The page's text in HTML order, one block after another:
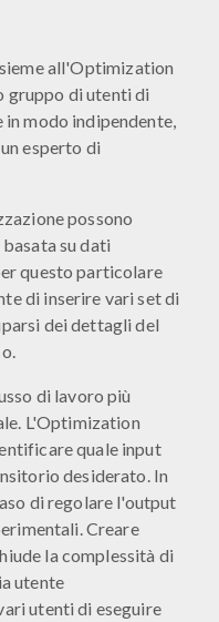
all'Optimization
gruppo di utenti di
modo indipendente,
esperto di
possono
su dati
questo particolare
di inserire vari set di
dei dettagli del
di lavoro più
L'Optimization
quale input
desiderato. In
di regolare l'output
Creare
la complessità di
utente
utenti di eseguire